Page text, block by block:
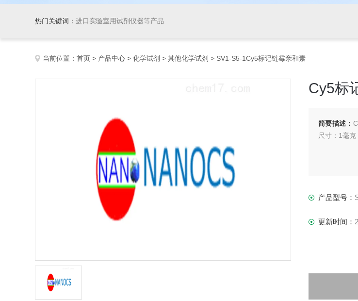
热门关键词： 进口实验室用试剂仪器等产品
当前位置： 首页 > 产品中心 > 化学试剂 > 其他化学试剂 > SV1-S5-1Cy5标记链霉亲和素
Cy5标
简要描述：
尺寸：1毫克
产品型号：
更新时间：